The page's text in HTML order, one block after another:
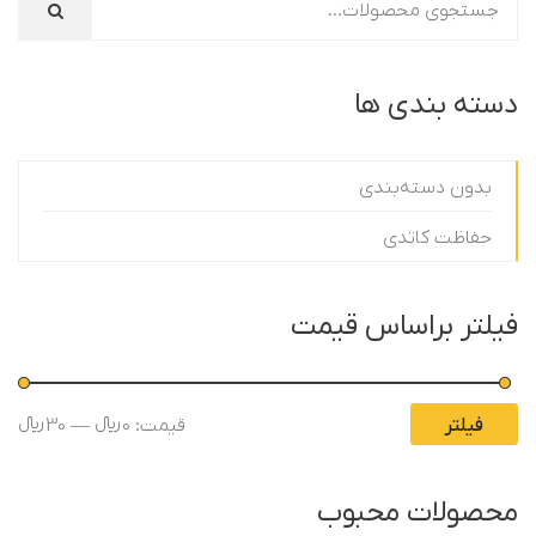
دسته بندی ها
بدون دسته‌بندی
حفاظت کاتدی
فیلتر براساس قیمت
فیلتر قیمت: 0 ﷼ — 30 ﷼
محصولات محبوب